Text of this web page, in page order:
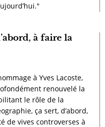
à faire la
à Yves Lacoste,
renouvelé la
le rôle de la
ça sert, d’abord,
de vives controverses à